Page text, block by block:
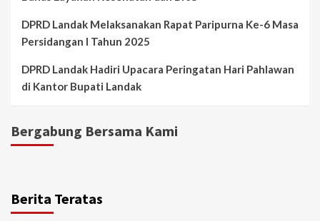
DPRD Landak Melaksanakan Rapat Paripurna Ke-6 Masa
Persidangan I Tahun 2025
DPRD Landak Hadiri Upacara Peringatan Hari Pahlawan
di Kantor Bupati Landak
Bergabung Bersama Kami
Berita Teratas